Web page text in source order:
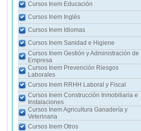
Cursos Inem Educación
Cursos Inem Inglés
Cursos Inem Idiomas
Cursos Inem Sanidad e Higiene
Cursos Inem Gestión y Administración de
Empresa
Cursos Inem Prevención Riesgos
Laborales
Cursos Inem RRHH Laboral y Fiscal
Cursos Inem Construcción Inmobiliaria e
Instalaciones
Cursos Inem Agricultura Ganadería y
Veterinaria
Cursos Inem Otros